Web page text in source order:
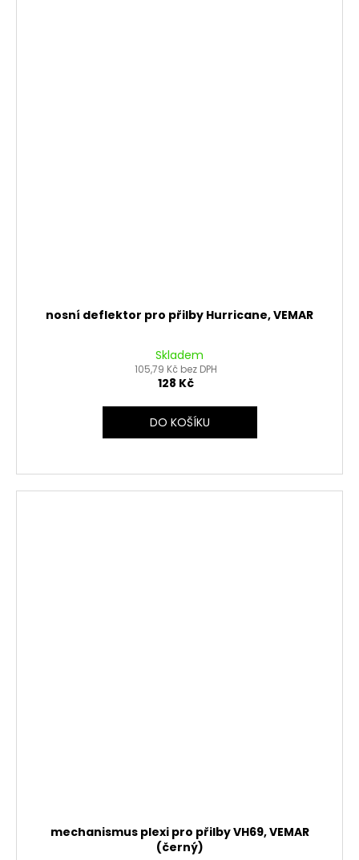
nosní deflektor pro přilby Hurricane, VEMAR
Skladem
105,79 Kč bez DPH
128 Kč
DO KOŠÍKU
mechanismus plexi pro přilby VH69, VEMAR
(černý)